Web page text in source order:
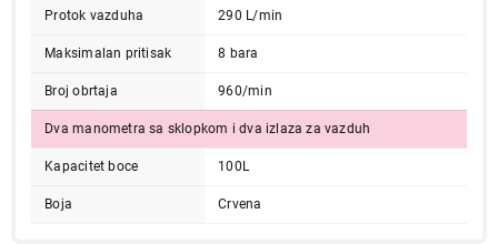
Protok vazduha 290 L/min
Maksimalan pritisak 8 bara
Broj obrtaja 960/min
Dva manometra sa sklopkom i dva izlaza za vazduh
Kapacitet boce 100L
Boja Crvena